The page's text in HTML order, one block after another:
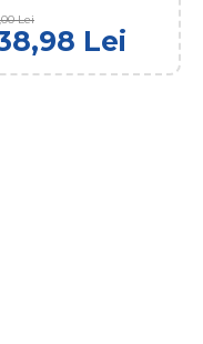
7 cm, husa
Lei
Lei